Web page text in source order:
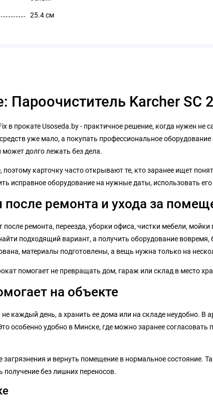
25.4 см
Пароочиститель Karcher SC
в прокате Usoseda.by - практичное решение, когда нужен
уже мало, а покупать профессиональное
долго лежать без дела.
поэтому карточку часто открывают те, кто заранее ищет
исправное оборудование на нужные даты, использовать
после ремонта и ухода за
ремонта, переезда, уборки офиса, чистки мебели,
подходящий вариант, а получить оборудование
материалы подготовлены, а вещь нужна только на
помогает не превращать дом, гараж или склад в место
на объекте
каждый день, а хранить ее дома или на складе неудобно. В
особенно удобно в Минске, где можно заранее согласовать
и вернуть помещение в нормальное состояние.
получение без лишних переносов.